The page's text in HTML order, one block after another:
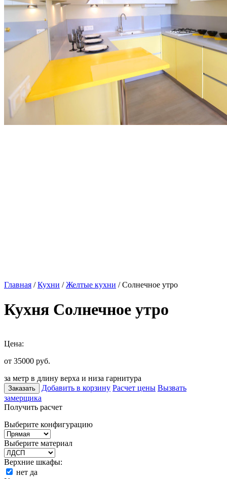
Главная /Кухни /Желтые кухни / Солнечное утро
Кухня Солнечное утро
Цена:
от 35000 руб.
за метр в длину верха и низа гарнитура
Заказать Добавить в корзину Расчет цены Вызвать
замерщика
Получить расчет
Выберите конфигурацию
Выберите материал
Верхние шкафы:
нет да